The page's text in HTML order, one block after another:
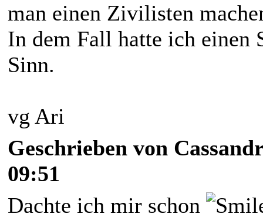
man einen Zivilisten
In dem Fall hatte ich
Sinn.
vg Ari
Geschrieben von
09:51
Dachte ich mir schon